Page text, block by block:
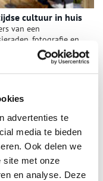
advertenties te
media te bieden
Ook delen we
site met onze
en analyse. Deze
cultuur in huis
van een
fotografie en
Willet-Holthuysen